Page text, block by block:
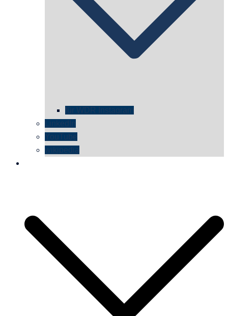
für WDR Instagram
LinkedIn
YouTube
wikipedia